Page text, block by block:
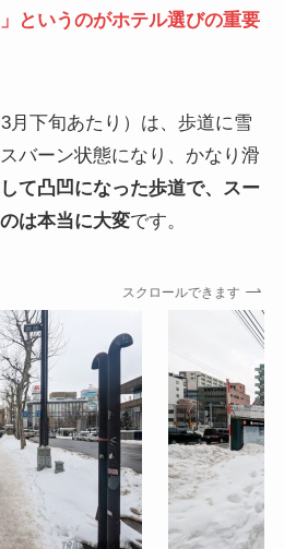
というのがホテル選びの重要
月下旬あたり）は、歩道に雪
バーン状態になり、かなり滑
て凸凹になった歩道で、スー
は本当に大変です。
スクロールできます